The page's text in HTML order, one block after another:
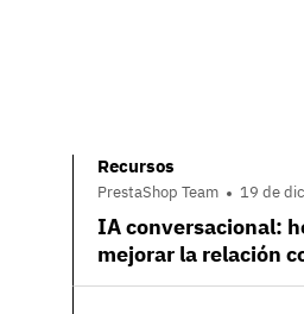
Recursos
PrestaShop Team 19 de
IA conversacional:
mejorar la relación